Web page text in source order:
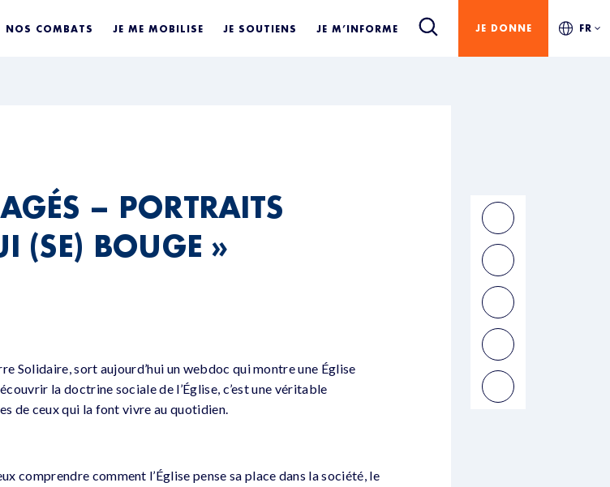
NOS COMBATS JE ME MOBILISE JE SOUTIENS JE M’INFORME JE DONNE FR
– PORTRAITS
(SE) BOUGE »
Solidaire, sort aujourd’hui un webdoc qui montre une Église
la doctrine sociale de l’Église, c’est une véritable
de ceux qui la font vivre au quotidien.
comprendre comment l’Église pense sa place dans la société, le